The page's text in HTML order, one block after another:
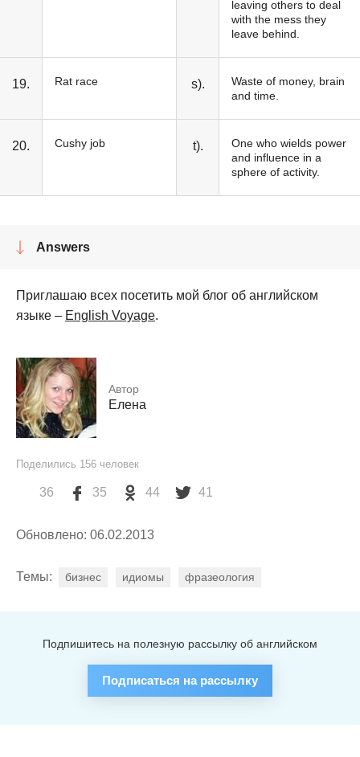
leaving others to deal
with the mess they
leave behind.
19. Rat race s).
Waste of money, brain
and time.
20. Cushy job t).
One who wields power
and influence in a
sphere of activity.
Answers
Приглашаю всех посетить мой блог об английском
языке – English Voyage.
Автор
Елена
Поделились 156 человек
36 35 44 41
Обновлено: 06.02.2013
Темы: бизнес идиомы фразеология
Подпишитесь на полезную рассылку об английском
Подписаться на рассылку